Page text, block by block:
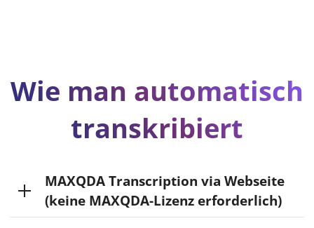
Wie man automatisch
transkribiert
MAXQDA Transcription via Webseite
(keine MAXQDA-Lizenz erforderlich)